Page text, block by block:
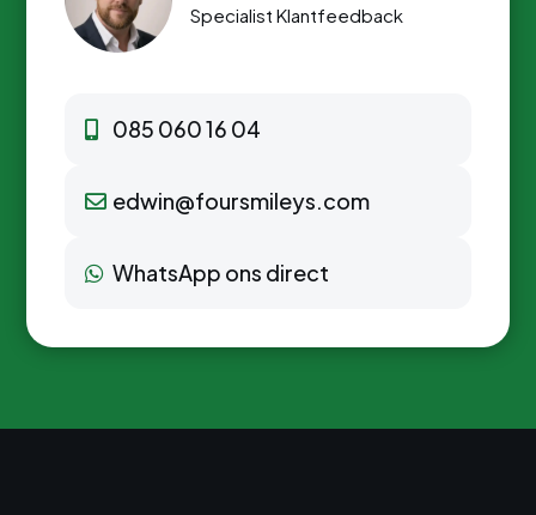
Specialist Klantfeedback
085 060 16 04
edwin@foursmileys.com
WhatsApp ons direct